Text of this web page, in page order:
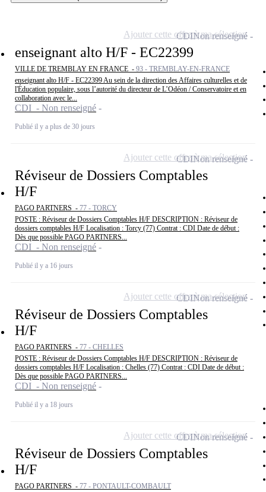
enseignant alto H/F - EC22399
VILLE DE TREMBLAY EN FRANCE - 93 - TREMBLAY-EN-FRANCE
enseignant alto H/F - EC22399 Au sein de la direction des Affaires culturelles et de
l'Éducation populaire, sous l’autorité du directeur de L’Odéon / Conservatoire et en
collaboration avec le...
CDI - Non renseigné
Publié il y a plus de 30 jours
CDINon renseigné
Ajouter cette offre à ma sélection
Réviseur de Dossiers Comptables
H/F
PAGO PARTNERS - 77 - TORCY
POSTE : Réviseur de Dossiers Comptables H/F DESCRIPTION : Réviseur de
dossiers comptables H/F Localisation : Torcy (77) Contrat : CDI Date de début :
Dès que possible PAGO PARTNERS...
CDI - Non renseigné
Publié il y a 16 jours
CDINon renseigné
Ajouter cette offre à ma sélection
Réviseur de Dossiers Comptables
H/F
PAGO PARTNERS - 77 - CHELLES
POSTE : Réviseur de Dossiers Comptables H/F DESCRIPTION : Réviseur de
dossiers comptables H/F Localisation : Chelles (77) Contrat : CDI Date de début :
Dès que possible PAGO PARTNERS...
CDI - Non renseigné
Publié il y a 18 jours
CDINon renseigné
Ajouter cette offre à ma sélection
Réviseur de Dossiers Comptables
H/F
PAGO PARTNERS - 77 - PONTAULT-COMBAULT
CDINon renseigné
Ajouter cette offre à ma sélection